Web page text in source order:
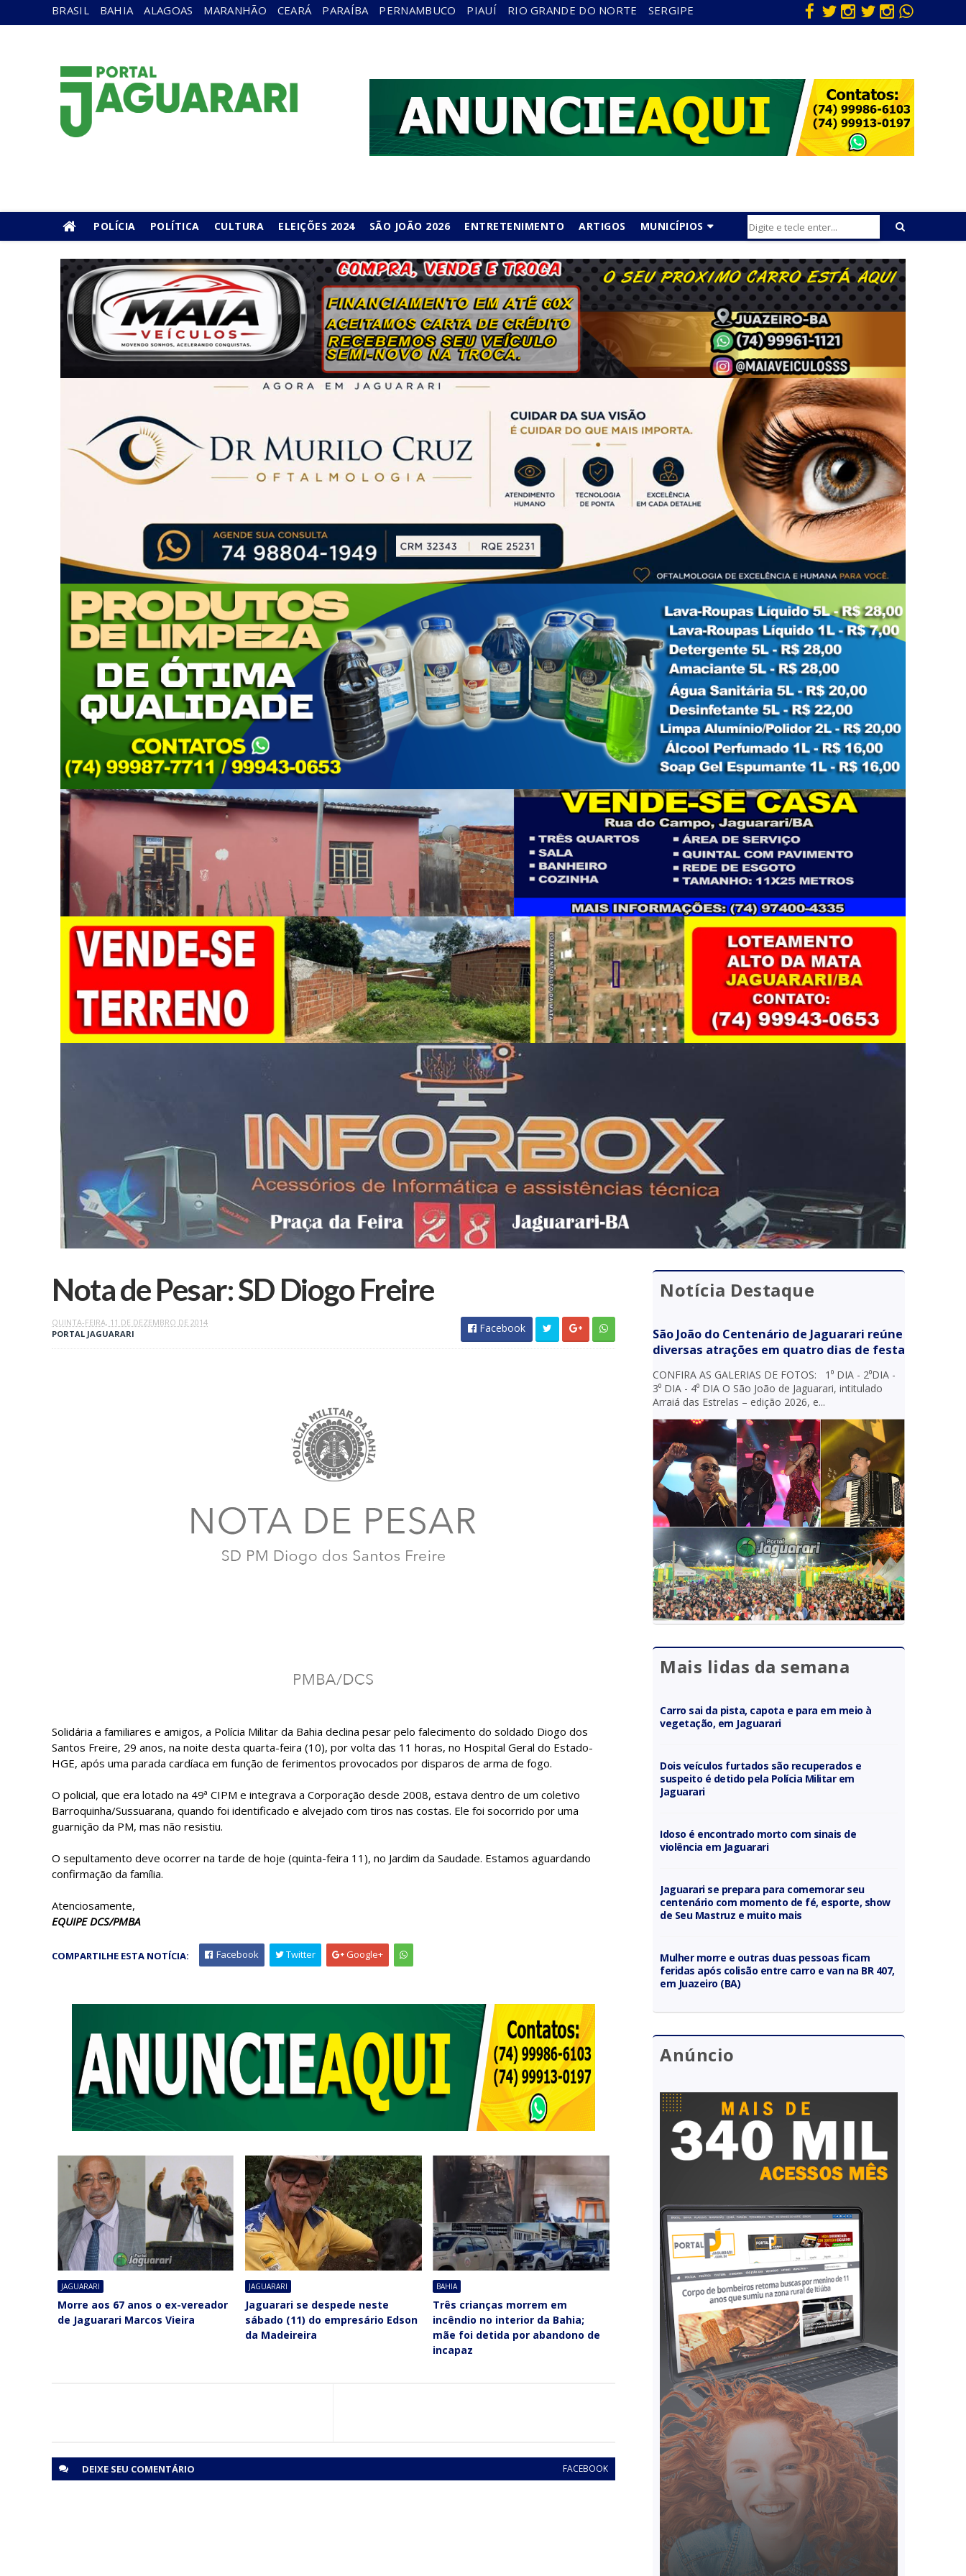
BRASIL BAHIA ALAGOAS MARANHÃO CEARÁ PARAÍBA PERNAMBUCO PIAUÍ RIO GRANDE DO NORTE SERGIPE
POLÍCIA POLÍTICA CULTURA ELEIÇÕES 2024 SÃO JOÃO 2026 ENTRETENIMENTO ARTIGOS MUNICÍPIOS
Nota de Pesar: SD Diogo Freire‏
QUINTA-FEIRA, 11 DE DEZEMBRO DE 2014
PORTAL JAGUARARI
Facebook
Solidária a familiares e amigos, a Polícia Militar da Bahia declina pesar pelo falecimento do soldado Diogo dos
Santos Freire, 29 anos, na noite desta quarta-feira (10), por volta das 11 horas, no Hospital Geral do Estado-
HGE, após uma parada cardíaca em função de ferimentos provocados por disparos de arma de fogo.
O policial, que era lotado na 49ª CIPM e integrava a Corporação desde 2008, estava dentro de um coletivo
Barroquinha/Sussuarana, quando foi identificado e alvejado com tiros nas costas. Ele foi socorrido por uma
guarnição da PM, mas não resistiu.
O sepultamento deve ocorrer na tarde de hoje (quinta-feira 11), no Jardim da Saudade. Estamos aguardando
confirmação da família.
Atenciosamente,
EQUIPE DCS/PMBA
COMPARTILHE ESTA NOTÍCIA: Facebook Twitter Google+
JAGUARARI
Morre aos 67 anos o ex-vereador
de Jaguarari Marcos Vieira
JAGUARARI
Jaguarari se despede neste
sábado (11) do empresário Edson
da Madeireira
BAHIA
Três crianças morrem em
incêndio no interior da Bahia;
mãe foi detida por abandono de
incapaz
DEIXE SEU COMENTÁRIO FACEBOOK
Notícia Destaque
São João do Centenário de Jaguarari reúne
diversas atrações em quatro dias de festa
CONFIRA AS GALERIAS DE FOTOS: 1⁰ DIA - 2⁰DIA -
3⁰ DIA - 4⁰ DIA O São João de Jaguarari, intitulado
Arraiá das Estrelas – edição 2026, e...
Mais lidas da semana
Carro sai da pista, capota e para em meio à
vegetação, em Jaguarari
Dois veículos furtados são recuperados e
suspeito é detido pela Polícia Militar em
Jaguarari
Idoso é encontrado morto com sinais de
violência em Jaguarari
Jaguarari se prepara para comemorar seu
centenário com momento de fé, esporte, show
de Seu Mastruz e muito mais
Mulher morre e outras duas pessoas ficam
feridas após colisão entre carro e van na BR 407,
em Juazeiro (BA)
Anúncio